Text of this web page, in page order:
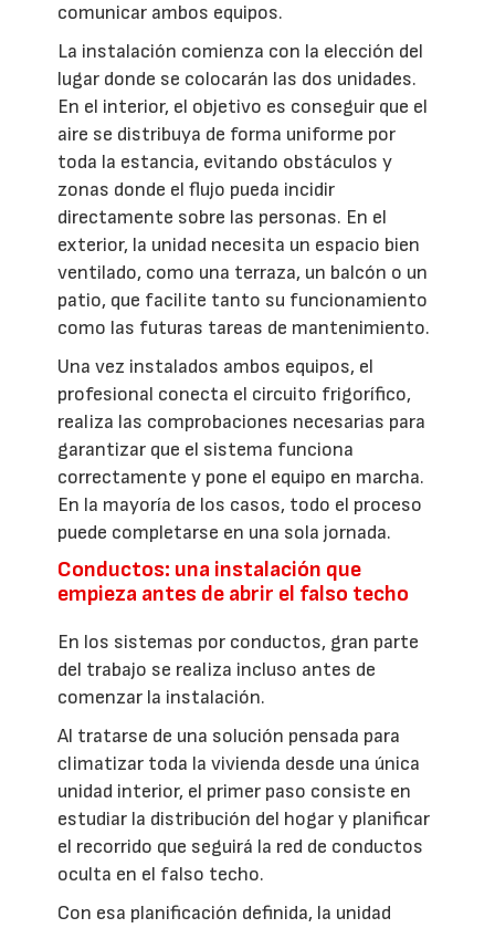
comunicar ambos equipos.
La instalación comienza con la elección del
lugar donde se colocarán las dos unidades.
En el interior, el objetivo es conseguir que el
aire se distribuya de forma uniforme por
toda la estancia, evitando obstáculos y
zonas donde el flujo pueda incidir
directamente sobre las personas. En el
exterior, la unidad necesita un espacio bien
ventilado, como una terraza, un balcón o un
patio, que facilite tanto su funcionamiento
como las futuras tareas de mantenimiento.
Una vez instalados ambos equipos, el
profesional conecta el circuito frigorífico,
realiza las comprobaciones necesarias para
garantizar que el sistema funciona
correctamente y pone el equipo en marcha.
En la mayoría de los casos, todo el proceso
puede completarse en una sola jornada.
Conductos: una instalación que
empieza antes de abrir el falso techo
En los sistemas por conductos, gran parte
del trabajo se realiza incluso antes de
comenzar la instalación.
Al tratarse de una solución pensada para
climatizar toda la vivienda desde una única
unidad interior, el primer paso consiste en
estudiar la distribución del hogar y planificar
el recorrido que seguirá la red de conductos
oculta en el falso techo.
Con esa planificación definida, la unidad